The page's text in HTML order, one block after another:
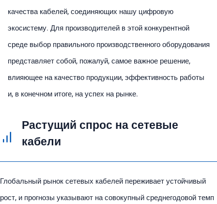
качества кабелей, соединяющих нашу цифровую
экосистему. Для производителей в этой конкурентной
среде выбор правильного производственного оборудования
представляет собой, пожалуй, самое важное решение,
влияющее на качество продукции, эффективность работы
и, в конечном итоге, на успех на рынке.
Растущий спрос на сетевые
кабели
Глобальный рынок сетевых кабелей переживает устойчивый
рост, и прогнозы указывают на совокупный среднегодовой темп